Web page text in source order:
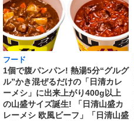
フード
1個で腹パンパン! 熱湯5分“グルグ
ル”かき混ぜるだけの「日清カレ
ーメシ」に出来上がり400g以上
の山盛サイズ誕生! 「日清山盛カ
レーメシ 欧風ビーフ」「日清山盛